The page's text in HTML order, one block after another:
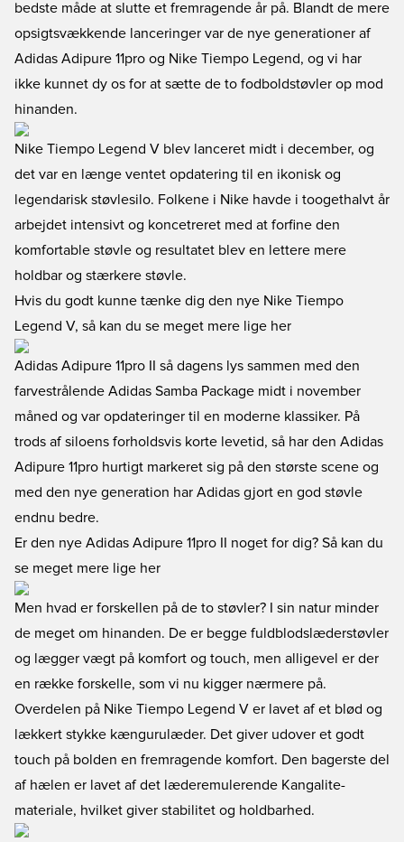
bedste måde at slutte et fremragende år på. Blandt de mere
opsigtsvækkende lanceringer var de nye generationer af
Adidas Adipure 11pro og Nike Tiempo Legend, og vi har
ikke kunnet dy os for at sætte de to fodboldstøvler op mod
hinanden.
Nike Tiempo Legend V blev lanceret midt i december, og
det var en længe ventet opdatering til en ikonisk og
legendarisk støvlesilo. Folkene i Nike havde i toogethalvt år
arbejdet intensivt og koncetreret med at forfine den
komfortable støvle og resultatet blev en lettere mere
holdbar og stærkere støvle.
Hvis du godt kunne tænke dig den nye Nike Tiempo
Legend V, så kan du se meget mere lige her
Adidas Adipure 11pro II så dagens lys sammen med den
farvestrålende Adidas Samba Package midt i november
måned og var opdateringer til en moderne klassiker. På
trods af siloens forholdsvis korte levetid, så har den Adidas
Adipure 11pro hurtigt markeret sig på den største scene og
med den nye generation har Adidas gjort en god støvle
endnu bedre.
Er den nye Adidas Adipure 11pro II noget for dig? Så kan du
se meget mere lige her
Men hvad er forskellen på de to støvler? I sin natur minder
de meget om hinanden. De er begge fuldblodslæderstøvler
og lægger vægt på komfort og touch, men alligevel er der
en række forskelle, som vi nu kigger nærmere på.
Overdelen på Nike Tiempo Legend V er lavet af et blød og
lækkert stykke kængurulæder. Det giver udover et godt
touch på bolden en fremragende komfort. Den bagerste del
af hælen er lavet af det læderemulerende Kangalite-
materiale, hvilket giver stabilitet og holdbarhed.